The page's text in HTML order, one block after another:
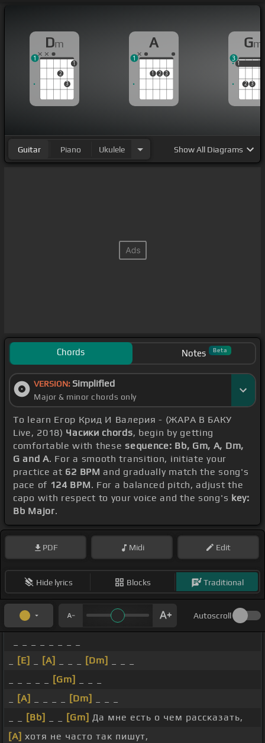
да эти чертовы красные розы.
Dm
2
3
1
1
A
1 2 3
1
Gm
1
2 3
1
3
Guitar Piano Ukulele ShowAll Diagrams
Chords Notes Beta
VERSION: Simplified
Major & minor chords only
To learn Егор Крид И Валерия - (ЖАРА В БАКУ
Live, 2018) Часики chords, begin by getting
comfortable with thesesequence: Bb, Gm, A, Dm,
G and A. For a smooth transition, initiate your
practice at 62 BPM and gradually match the song's
pace of 124 BPM. For a balanced pitch, adjust the
capo with respect to your voice and the song's key:
Bb Major.
PDF Midi Edit
Hide lyrics Blocks Traditional
Autoscroll
[E] [A] [Dm]
[Gm]
[A] [Dm]
[Bb] [Gm] Да мне есть о чем рассказать,
[A] хотя не часто так пишут,